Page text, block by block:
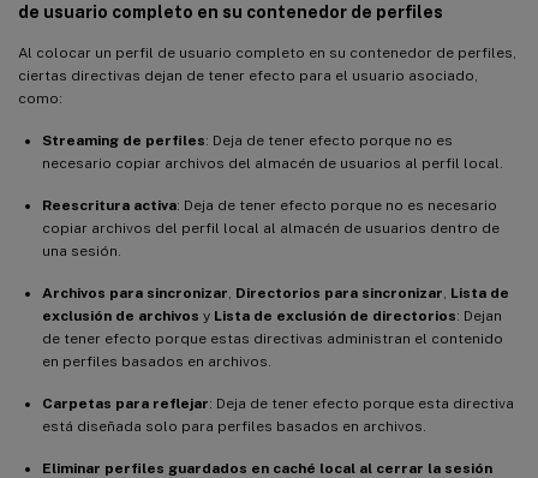
de usuario completo en su contenedor de perfiles
Al colocar un perfil de usuario completo en su contenedor de perfiles,
ciertas directivas dejan de tener efecto para el usuario asociado,
como:
Streaming de perfiles: Deja de tener efecto porque no es
necesario copiar archivos del almacén de usuarios al perfil local.
Reescritura activa: Deja de tener efecto porque no es necesario
copiar archivos del perfil local al almacén de usuarios dentro de
una sesión.
Archivos para sincronizar Directorios para sincronizar Lista de
exclusión de archivos y Lista de exclusión de directorios: Dejan
de tener efecto porque estas directivas administran el contenido
en perfiles basados en archivos.
Carpetas para reflejar: Deja de tener efecto porque esta directiva
está diseñada solo para perfiles basados en archivos.
Eliminar perfiles guardados en caché local al cerrar la sesión